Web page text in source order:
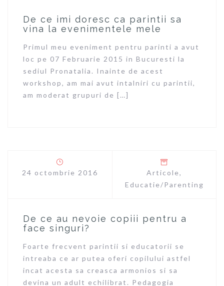
De ce imi doresc ca parintii sa
vina la evenimentele mele
Primul meu eveniment pentru parinti a avut
loc pe 07 Februarie 2015 in Bucuresti la
sediul Pronatalia. Inainte de acest
workshop, am mai avut intalniri cu parintii,
am moderat grupuri de […]
24 octombrie 2016 Articole,
Educatie/Parenting
De ce au nevoie copiii pentru a
face singuri?
Foarte frecvent parintii si educatorii se
intreaba ce ar putea oferi copilului astfel
incat acesta sa creasca armonios si sa
devina un adult echilibrat. Pedagogia